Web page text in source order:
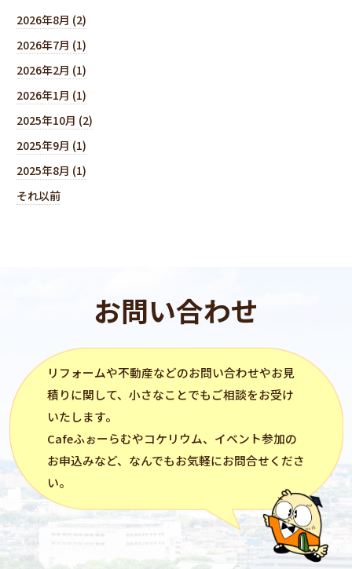
2026年8月 (2)
2026年7月 (1)
2026年2月 (1)
2026年1月 (1)
2025年10月 (2)
2025年9月 (1)
2025年8月 (1)
それ以前
お問い合わせ
リフォームや不動産などのお問い合わせやお見
積りに関して、小さなことでもご相談をお受け
いたします。
Cafeふぉーらむやコケリウム、イベント参加の
お申込みなど、なんでもお気軽にお問合せくださ
い。